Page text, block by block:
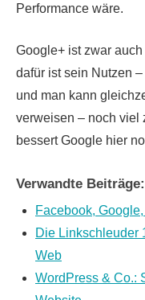
Performance wäre.
Google+ ist zwar
dafür ist sein Nutzen
und man kann
verweisen – noch viel
bessert Google hier
Verwandte Beiträge:
Facebook,
Die Linkschleuder
Web
WordPress & Co.: